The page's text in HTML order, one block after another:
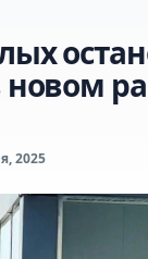
новом
2025